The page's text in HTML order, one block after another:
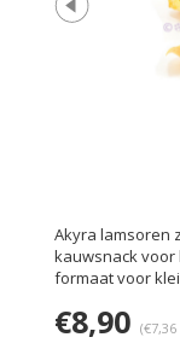
Akyra lamsoren
kauwsnack
formaat voor
€8,90